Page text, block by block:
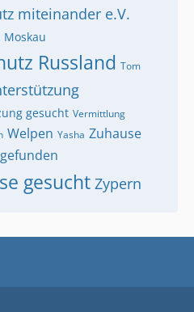
miteinander e.V.
Russland Tom
gesucht Vermittlung
Welpen Yasha Zuhause
gesucht Zypern